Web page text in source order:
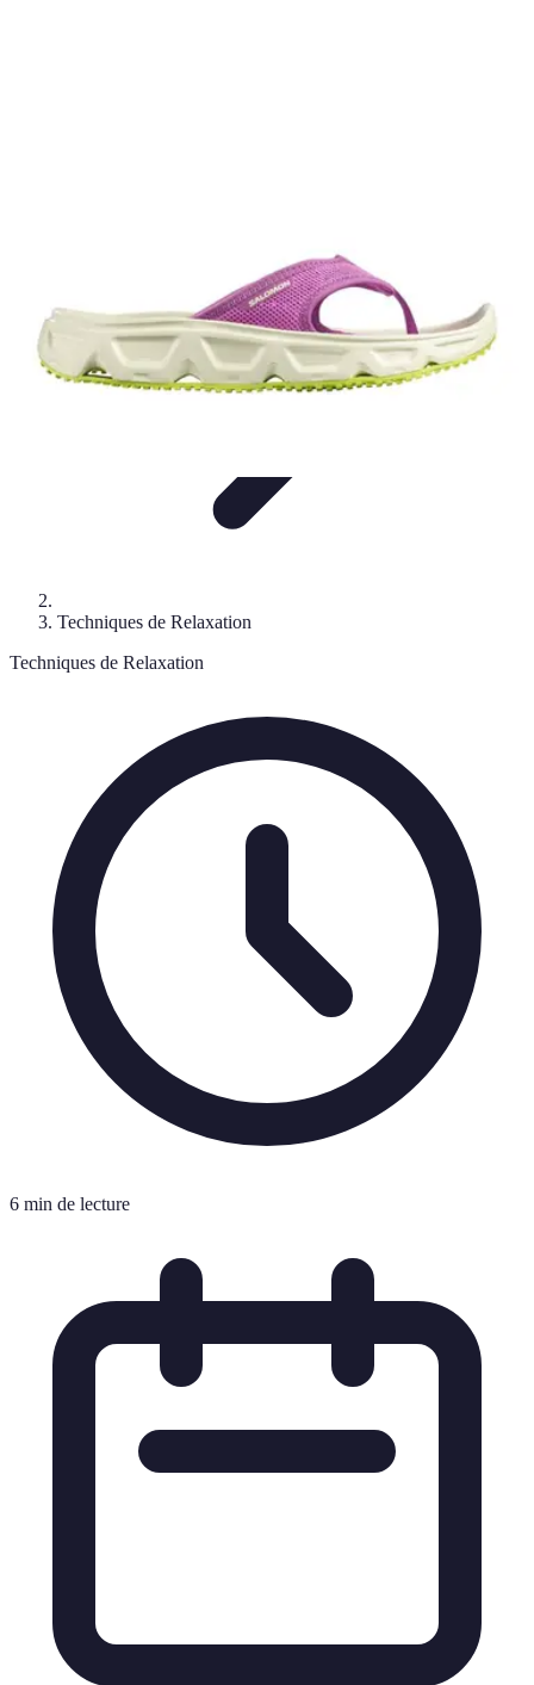
Techniques de Relaxation
Techniques de Relaxation
6 min de lecture